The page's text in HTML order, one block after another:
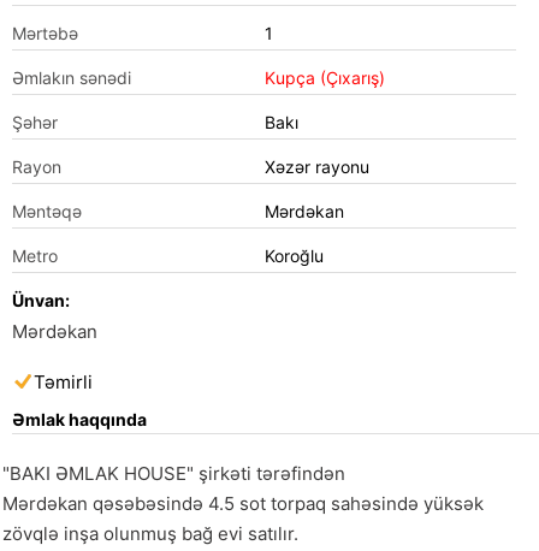
Mərtəbə 1
Əmlakın sənədi Kupça (Çıxarış)
Şəhər Bakı
Rayon Xəzər rayonu
Məntəqə Mərdəkan
Metro Koroğlu
Ünvan:
Mərdəkan
Təmirli
Əmlak haqqında
"BAKI ƏMLAK HOUSE" şirkəti tərəfindən
Mərdəkan qəsəbəsində 4.5 sot torpaq sahəsində yüksək
zövqlə inşa olunmuş bağ evi satılır.